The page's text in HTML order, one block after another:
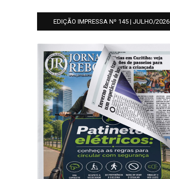
EDIÇÃO IMPRESSA Nº 145 | JULHO/2026